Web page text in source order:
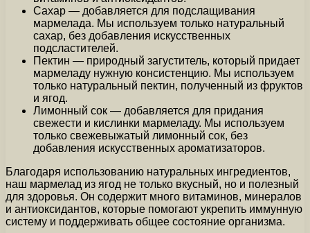
Сахар — добавляется для подслащивания
мармелада. Мы используем только натуральный
сахар, без добавления искусственных
подсластителей.
Пектин — природный загуститель, который придает
мармеладу нужную консистенцию. Мы используем
только натуральный пектин, полученный из фруктов
и ягод.
Лимонный сок — добавляется для придания
свежести и кислинки мармеладу. Мы используем
только свежевыжатый лимонный сок, без
добавления искусственных ароматизаторов.
Благодаря использованию натуральных ингредиентов,
наш мармелад из ягод не только вкусный, но и полезный
для здоровья. Он содержит много витаминов, минералов
и антиоксидантов, которые помогают укрепить иммунную
систему и поддерживать общее состояние организма.